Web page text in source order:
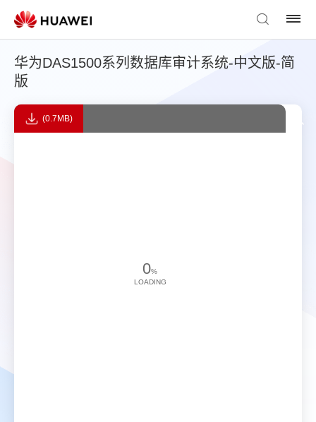
华为DAS1500系列数据库审计系统-中文版-简
版
(0.7MB)
0%
LOADING